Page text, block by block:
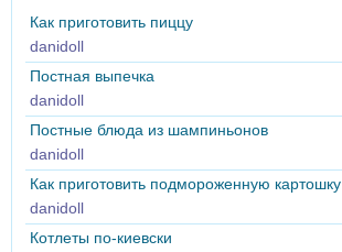
Как приготовить пиццу
danidoll
Постная выпечка
danidoll
Постные блюда из шампиньонов
danidoll
Как приготовить подмороженную картошку
danidoll
Котлеты по-киевски